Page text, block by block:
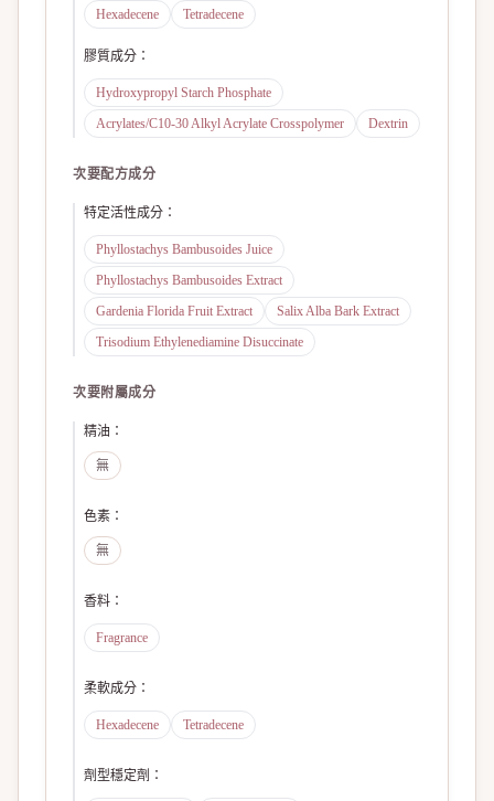
Hexadecene Tetradecene
膠質成分 ：
Hydroxypropyl Starch Phosphate
Acrylates/C10-30 Alkyl Acrylate Crosspolymer
Dextrin
次要配方成分
特定活性成分 ：
Phyllostachys Bambusoides Juice
Phyllostachys Bambusoides Extract
Gardenia Florida Fruit Extract
Salix Alba Bark Extract
Trisodium Ethylenediamine Disuccinate
次要附屬成分
精油 ：
無
色素 ：
無
香料 ：
Fragrance
柔軟成分 ：
Hexadecene Tetradecene
劑型穩定劑 ：